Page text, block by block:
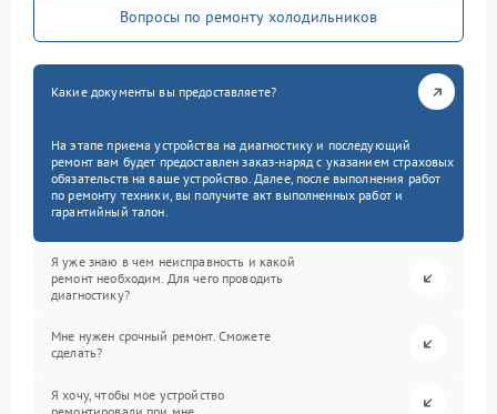
Вопросы по ремонту холодильников
Какие документы вы предоставляете?
На этапе приема устройства на диагностику и последующий
ремонт вам будет предоставлен заказ-наряд с указанием страховых
обязательств на ваше устройство. Далее, после выполнения работ
по ремонту техники, вы получите акт выполненных работ и
гарантийный талон.
Я уже знаю в чем неисправность и какой
ремонт необходим. Для чего проводить
диагностику?
Мне нужен срочный ремонт. Сможете
сделать?
Я хочу, чтобы мое устройство